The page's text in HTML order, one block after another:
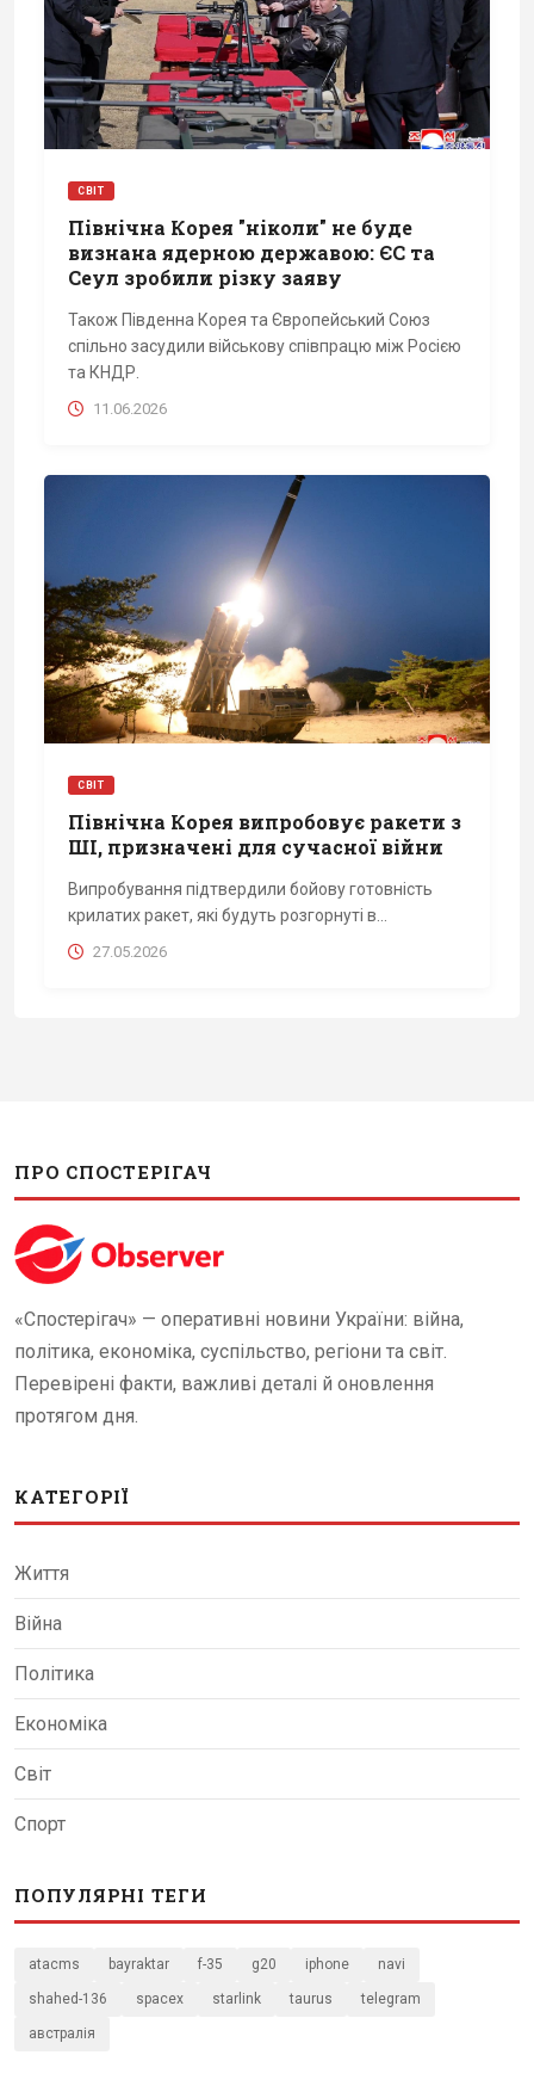
СВІТ
Північна Корея "ніколи" не буде
визнана ядерною державою: ЄС та
Сеул зробили різку заяву
Також Південна Корея та Європейський Союз
спільно засудили військову співпрацю між Росією
та КНДР.
11.06.2026
СВІТ
Північна Корея випробовує ракети з
ШІ, призначені для сучасної війни
Випробування підтвердили бойову готовність
крилатих ракет, які будуть розгорнуті в...
27.05.2026
ПРО СПОСТЕРІГАЧ
«Спостерігач» — оперативні новини України: війна,
політика, економіка, суспільство, регіони та світ.
Перевірені факти, важливі деталі й оновлення
протягом дня.
КАТЕГОРІЇ
Життя
Війна
Політика
Економіка
Світ
Спорт
ПОПУЛЯРНІ ТЕГИ
atacms bayraktar f-35 g20 iphone navi
shahed-136 spacex starlink taurus telegram
австралія